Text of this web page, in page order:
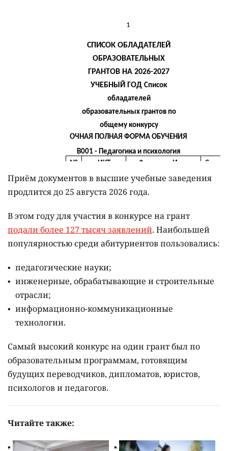
Приём документов в высшие учебные заведения
продлится до 25 августа 2026 года.
В этом году для участия в конкурсе на грант
подали более 127 тысяч заявлений. Наибольшей
популярностью среди абитуриентов пользовались:
педагогические науки;
инженерные, обрабатывающие и строительные
отрасли;
информационно-коммуникационные
технологии.
Самый высокий конкурс на один грант был по
образовательным программам, готовящим
будущих переводчиков, дипломатов, юристов,
психологов и педагогов.
Читайте также: